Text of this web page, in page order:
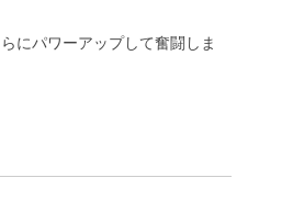
にパワーアップして奮闘しま